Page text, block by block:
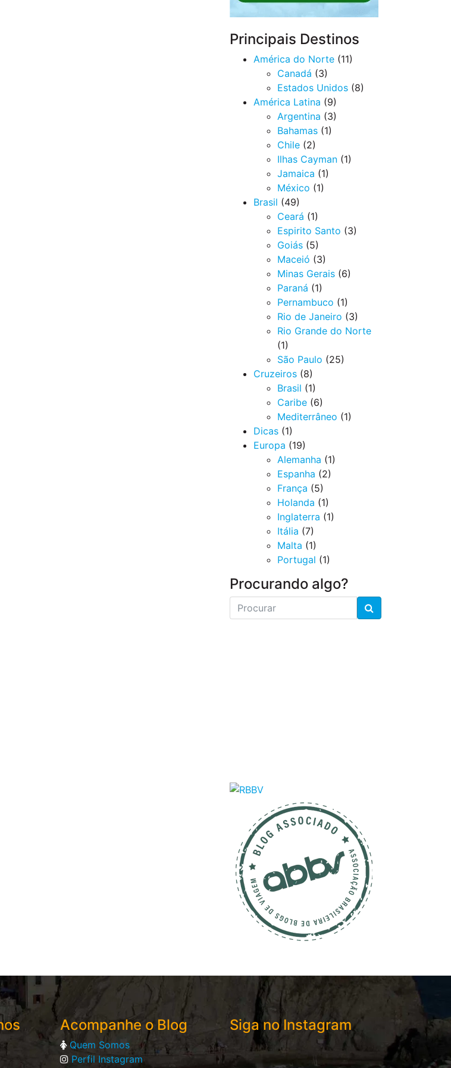
Principais Destinos
América do Norte (11)
Canadá (3)
Estados Unidos (8)
América Latina (9)
Argentina (3)
Bahamas (1)
Chile (2)
Ilhas Cayman (1)
Jamaica (1)
México (1)
Brasil (49)
Ceará (1)
Espirito Santo (3)
Goiás (5)
Maceió (3)
Minas Gerais (6)
Paraná (1)
Pernambuco (1)
Rio de Janeiro (3)
Rio Grande do Norte
(1)
São Paulo (25)
Cruzeiros (8)
Brasil (1)
Caribe (6)
Mediterrâneo (1)
Dicas (1)
Europa (19)
Alemanha (1)
Espanha (2)
França (5)
Holanda (1)
Inglaterra (1)
Itália (7)
Malta (1)
Portugal (1)
Procurando algo?
Acompanhe o Blog
Quem Somos
Perfil Instagram
Siga no Instagram